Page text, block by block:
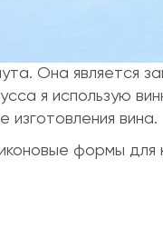
Она является
я использую
вина.
формы для